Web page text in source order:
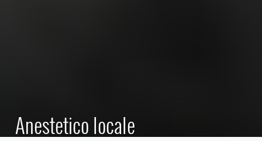
Anestetico locale